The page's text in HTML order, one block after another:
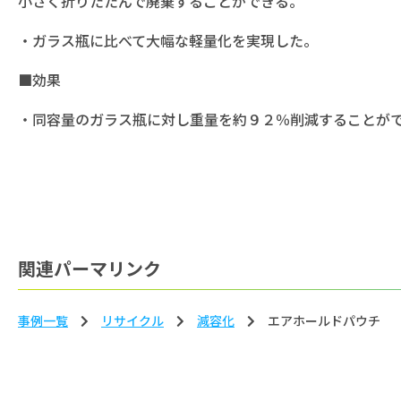
・ガラス瓶に比べて大幅な軽量化を実現した。
■効果
・同容量のガラス瓶に対し重量を約９２％削減することが
関連パーマリンク
事例一覧 リサイクル 減容化 エアホールドパウチ